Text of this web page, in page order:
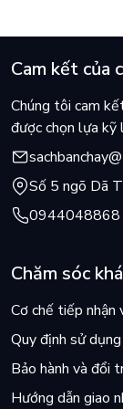
Cam kết của
Chúng tôi cam
được chọn lựa kỹ
Số 5 ngõ Dã
0944048868
Chăm sóc
Cơ chế tiếp nhận
Quy định sử dụng
Bảo hành và đổi
Hướng dẫn giao